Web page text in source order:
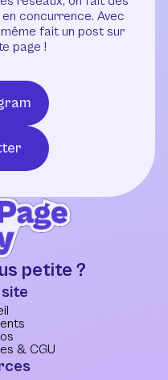
concurrence. Avec
fait un post sur
page !
petite ?
site
& CGU